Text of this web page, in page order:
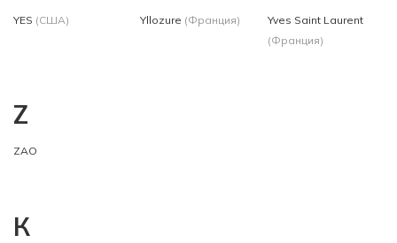
YES (США) Yllozure (Франция)
Yves Saint Laurent
(Франция)
Z
ZAO
К